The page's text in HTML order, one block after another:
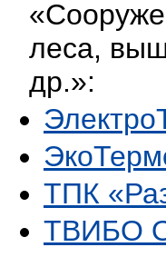
леса,
др.»:
ТПК
ТВИБО